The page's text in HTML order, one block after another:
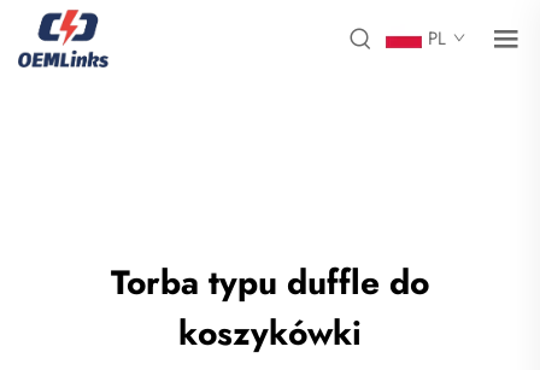
PL
Torba typu duffle do
koszykówki